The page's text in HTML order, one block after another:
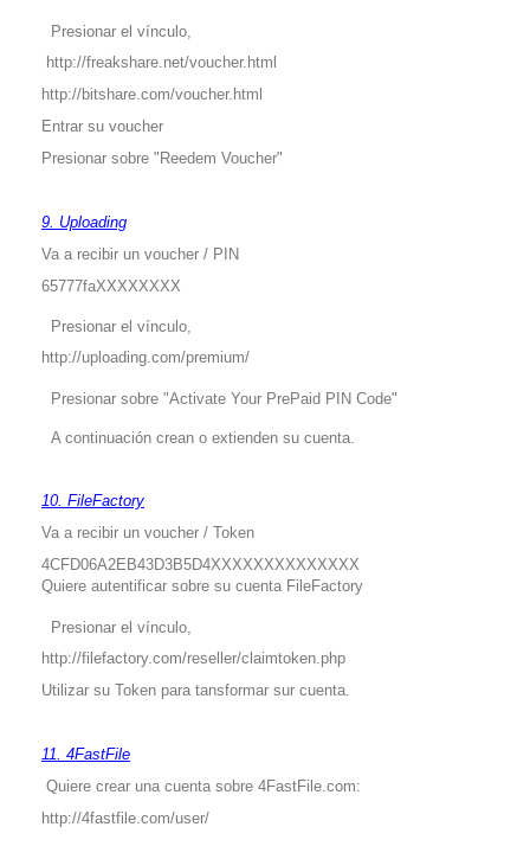
Presionar el vínculo,
http://freakshare.net/voucher.html
http://bitshare.com/voucher.html
Entrar su voucher
Presionar sobre "Reedem Voucher"
9. Uploading
Va a recibir un voucher / PIN
65777faXXXXXXXX
Presionar el vínculo,
http://uploading.com/premium/
Presionar sobre "Activate Your PrePaid PIN Code"
A continuación crean o extienden su cuenta.
10. FileFactory
Va a recibir un voucher / Token
4CFD06A2EB43D3B5D4XXXXXXXXXXXXXX
Quiere autentificar sobre su cuenta FileFactory
Presionar el vínculo,
http://filefactory.com/reseller/claimtoken.php
Utilizar su Token para tansformar sur cuenta.
11. 4FastFile
Quiere crear una cuenta sobre 4FastFile.com:
http://4fastfile.com/user/